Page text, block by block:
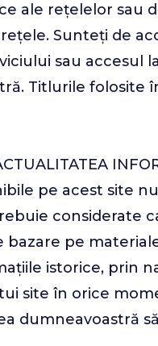
ale rețelelor
Sunteți de
sau
Titlurile
pe acest site
considerate
pe
istorice, prin
site în orice
dumneavoastră